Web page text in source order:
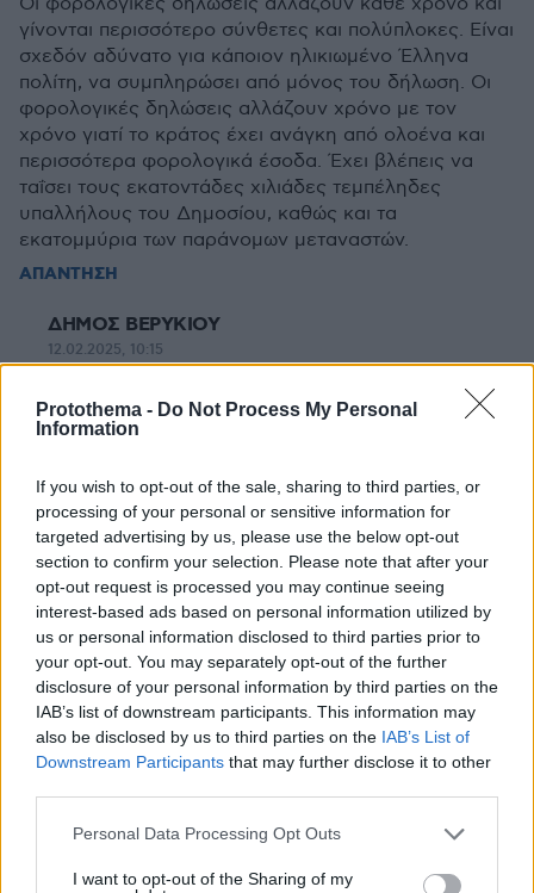
Protothema - Do Not Process My Personal
Information
If you wish to opt-out of the sale, sharing to third parties, or
processing of your personal or sensitive information for
targeted advertising by us, please use the below opt-out
section to confirm your selection. Please note that after your
opt-out request is processed you may continue seeing
interest-based ads based on personal information utilized by
us or personal information disclosed to third parties prior to
your opt-out. You may separately opt-out of the further
disclosure of your personal information by third parties on the
IAB’s list of downstream participants. This information may
also be disclosed by us to third parties on the IAB’s List of
Downstream Participants that may further disclose it to other
Please note that this website/app uses one or more Google
not limited to your visit or usage behaviour. You may click to
Personal Data Processing Opt Outs
I want to opt-out of the Sharing of my
γίνονται περισσότερο σύνθετες και πολύπλοκες. Είναι
σχεδόν αδύνατο για κάποιον ηλικιωμένο Έλληνα
πολίτη, να συμπληρώσει από μόνος του δήλωση. Οι
φορολογικές δηλώσεις αλλάζουν χρόνο με τον
χρόνο γιατί το κράτος έχει ανάγκη από ολοένα και
περισσότερα φορολογικά έσοδα. Έχει βλέπεις να
ταΐσει τους εκατοντάδες χιλιάδες τεμπέληδες
υπαλλήλους του Δημοσίου, καθώς και τα
εκατομμύρια των παράνομων μεταναστών.
ΑΠΑΝΤΗΣΗ
ΔΗΜΟΣ ΒΕΡΥΚΙΟΥ
12.02.2025, 10:15
Καλά τα πήγες στην αρχή αλλά δεν μπόρεσες και
έδειξες και πάλι στην ανθρωπότητα ποσο ξινή
ξέρεις).
ΑΠΑΝΤΗΣΗ
@
12.02.2025, 14:39
Μια χαρά τα εγραψε η κοπέλα. Ξεχασε να
γράψει και για τα εκατοντάδες εκατομμύρια
που μοιραζονται από τους πρωταγωνιστες των
περιφερειών και όσο πάει κανεις και πιο πάνω η
αρπαχτή εχει πολλά μηδενικά.
ΑΠΑΝΤΗΣΗ
Μαργαρίτα Βερυκίου
Συνεπώνυμε, αν έχεις πρόβλημα στην όραση